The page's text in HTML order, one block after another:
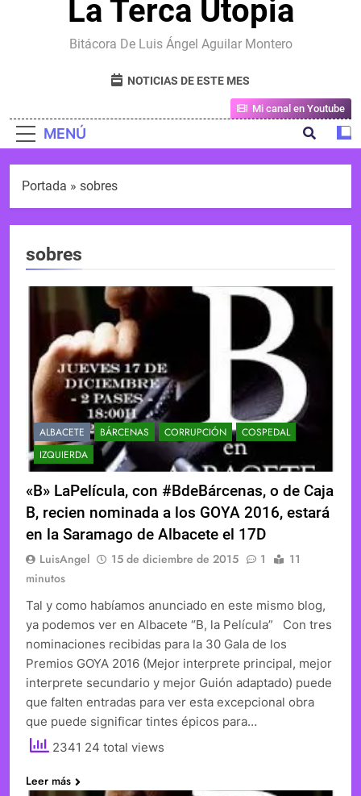
La Terca Utopia
Bitácora De Luis Ángel Aguilar Montero
NOTICIAS DE ESTE MES
MENÚ
Mi canal en Youtube
Portada » sobres
sobres
ALBACETE BÁRCENAS CORRUPCIÓN
COSPEDAL
IZQUIERDA
«B» LaPelícula, con #BdeBárcenas, o de Caja
B, recien nominada a los GOYA 2016, estará
en la Saramago de Albacete el 17D
LuisAngel 15 de diciembre de 2015 1
11
minutos
Tal y como habíamos anunciado en este mismo blog,
ya podemos ver en Albacete “B, la Película” Con tres
nominaciones recibidas para la 30 Gala de los
Premios GOYA 2016 (Mejor interprete principal, mejor
interprete secundario y mejor Guión adaptado) puede
que falten entradas para ver esta excepcional obra
que puede significar tintes épicos para…
2341 24 total views
Leer más